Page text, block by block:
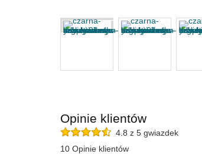
Opinie klientów
4.8 z 5 gwiazdek
10 Opinie klientów